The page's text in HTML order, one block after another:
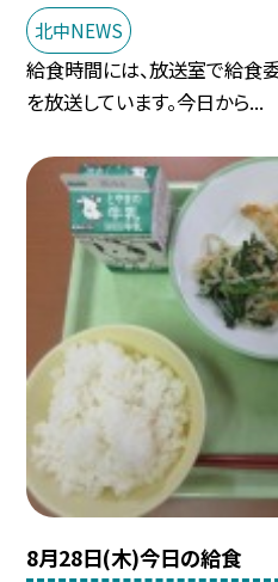
北中NEWS
給食時間には、放送室で給食
を放送しています。今日から...
8月28日(木)今日の給食